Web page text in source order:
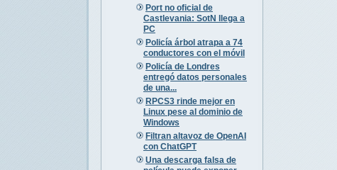
Port no oficial de
Castlevania: SotN llega a
PC
Policía árbol atrapa a 74
conductores con el móvil
Policía de Londres
entregó datos personales
de una...
RPCS3 rinde mejor en
Linux pese al dominio de
Windows
Filtran altavoz de OpenAI
con ChatGPT
Una descarga falsa de